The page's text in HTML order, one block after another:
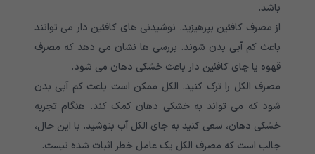
باشد.
از مصرف کافئین بپرهیزید. نوشیدنی های کافئین دار می توانند
باعث کم آبی بدن شوند. بررسی ها نشان می دهد که مصرف
قهوه یا چای کافئین دار باعث خشکی دهان می شود.
مصرف الکل را ترک کنید. الکل ممکن است باعث کم آبی بدن
شود که می تواند به خشکی دهان کمک کند. هنگام تجربه
خشکی دهان، سعی کنید به جای الکل آب بنوشید. با این حال،
جالب است که مصرف الکل یک عامل خطر اثبات شده نیست.